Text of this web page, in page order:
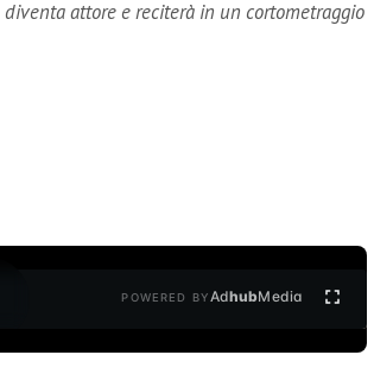
attore e reciterà in un cortometraggio
POWERED BYAdhubMedia